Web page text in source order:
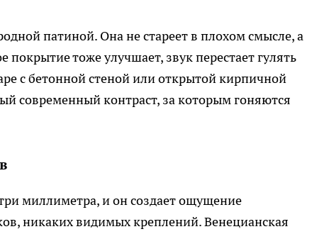
патиной. Она не стареет в плохом смысле, а
покрытие тоже улучшает, звук перестает гулять
с бетонной стеной или открытой кирпичной
современный контраст, за которым гоняются
миллиметра, и он создает ощущение
никаких видимых креплений. Венецианская